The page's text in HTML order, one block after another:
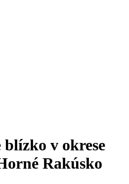
v okrese
Rakúsko